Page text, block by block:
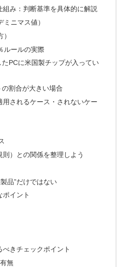
み：判断基準を具体的に解説
ニマス値）
ルールの実際
PCに米国製チップが入ってい
割合が大きい場合
用されるケース・されないケー
）との関係を整理しよう
品”だけではない
ポイント
きチェックポイント
無